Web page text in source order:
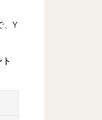
、Y